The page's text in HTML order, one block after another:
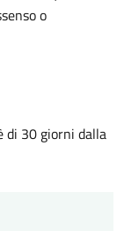
o
di 30 giorni dalla